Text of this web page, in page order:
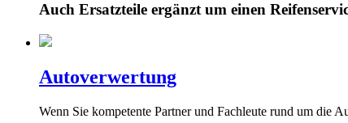
Auch Ersatzteile ergänzt um einen
Autoverwertung
Wenn Sie kompetente Partner und Fachleute rund um die